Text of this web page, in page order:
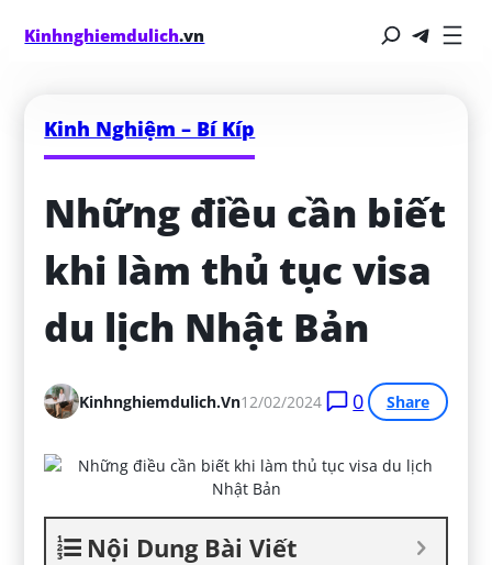
Kinhnghiemdulich.vn
Kinh Nghiệm – Bí Kíp
Những điều cần biết
khi làm thủ tục visa
du lịch Nhật Bản
Kinhnghiemdulich.vn12/02/2024 0 Share
Nội Dung Bài Viết